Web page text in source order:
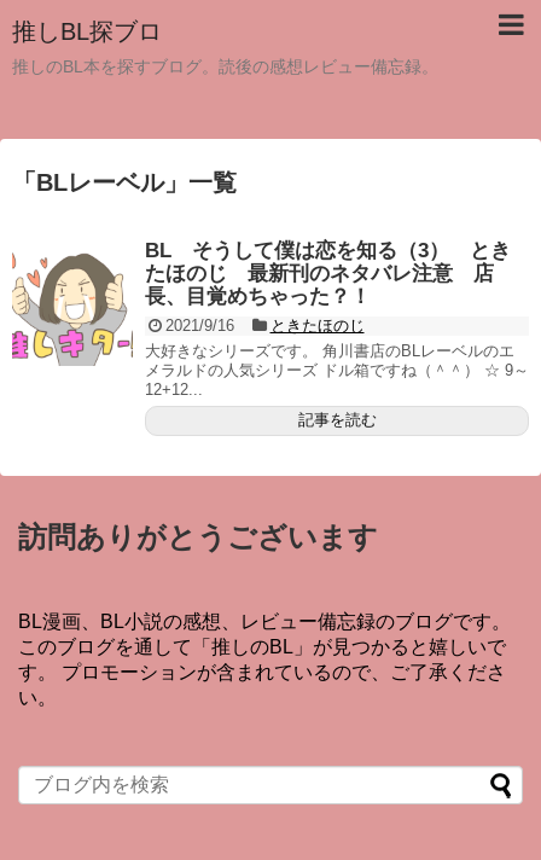
推しBL探ブロ
推しのBL本を探すブログ。読後の感想レビュー備忘録。
「 BLレーベル」 一覧
BL そうして僕は恋を知る（3） とき
たほのじ 最新刊のネタバレ注意 店
長、目覚めちゃった？！
2021/9/16
ときたほのじ
大好きなシリーズです。 角川書店のBLレーベルのエ
メラルドの人気シリーズ ドル箱ですね（＾＾） ☆ 9～
12+12...
記事を読む
訪問ありがとうございます
BL漫画、BL小説の感想、レビュー備忘録のブログです。
このブログを通して「推しのBL」が見つかると嬉しいで
す。 プロモーションが含まれているので、ご了承くださ
い。